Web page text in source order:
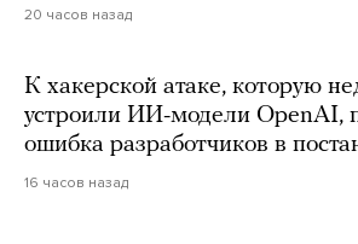
20 часов назад
К хакерской атаке, которую
устроили ИИ-модели OpenAI,
ошибка разработчиков в
16 часов назад